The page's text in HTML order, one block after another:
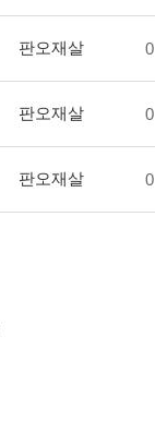
판오재살 0
판오재살 0
판오재살 0